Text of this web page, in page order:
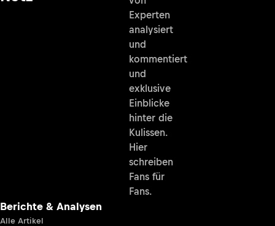
Experten
analysiert
und
kommentiert
und
exklusive
Einblicke
hinter die
Kulissen.
Hier
schreiben
Fans für
Fans.
Berichte & Analysen
Alle Artikel